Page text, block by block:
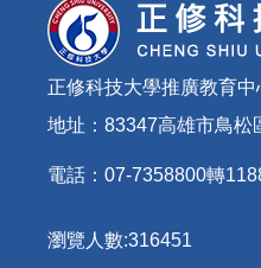
正修科技大學推廣教育中
地址：83347高雄市鳥松
電話：07-7358800轉
瀏覽人數:316451